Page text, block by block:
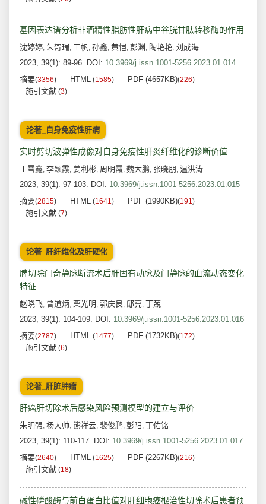
基因表达谱分析非酒精性脂肪性肝病中谷胱甘肽转移酶的作用
沈婷婷, 朱哿瑞, 王帆, 孙鑫, 黄恺, 彭渊 , 陶艳艳, 刘成海
2023, 39(1): 89-96. DOI: 10.3969/j.issn.1001-5256.2023.01.014
摘要(3356) HTML (1585) PDF (4657KB)(226)
施引文献 (3)
论著_自身免疫性肝病
实时剪切波弹性成像对自身免疫性肝炎纤维化的诊断价值
王雪鑫, 李颖霞, 姜利彬, 周明霞, 魏大鹏, 张晓朋 , 温洪涛
2023, 39(1): 97-103. DOI: 10.3969/j.issn.1001-5256.2023.01.015
摘要(2815) HTML (1641) PDF (1990KB)(191)
施引文献 (7)
论著_肝纤维化及肝硬化
脾切除门奇静脉断流术后肝固有动脉及门静脉的血流动态变化
特征
赵晓飞, 曾道炳, 栗光明 , 郭庆良, 邸亮, 丁兢
2023, 39(1): 104-109. DOI: 10.3969/j.issn.1001-5256.2023.01.016
摘要(2787) HTML (1477) PDF (1732KB)(172)
施引文献 (6)
论著_肝脏肿瘤
肝癌肝切除术后感染风险预测模型的建立与评价
朱明强, 杨大帅, 熊祥云, 裴俊鹏, 彭阳 , 丁佑铭
2023, 39(1): 110-117. DOI: 10.3969/j.issn.1001-5256.2023.01.017
摘要(2640) HTML (1625) PDF (2267KB)(216)
施引文献 (18)
碱性磷酸酶与前白蛋白比值对肝细胞癌根治性切除术后患者预